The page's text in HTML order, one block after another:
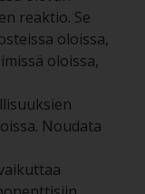
reaktio. Se
oloissa,
oloissa,
Noudata